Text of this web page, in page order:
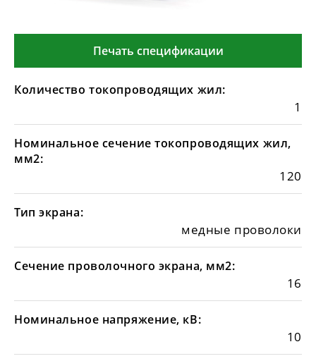
Печать спецификации
Количество токопроводящих жил:
1
Номинальное сечение токопроводящих жил,
мм2:
120
Тип экрана:
медные проволоки
Сечение проволочного экрана, мм2:
16
Номинальное напряжение, кВ:
10